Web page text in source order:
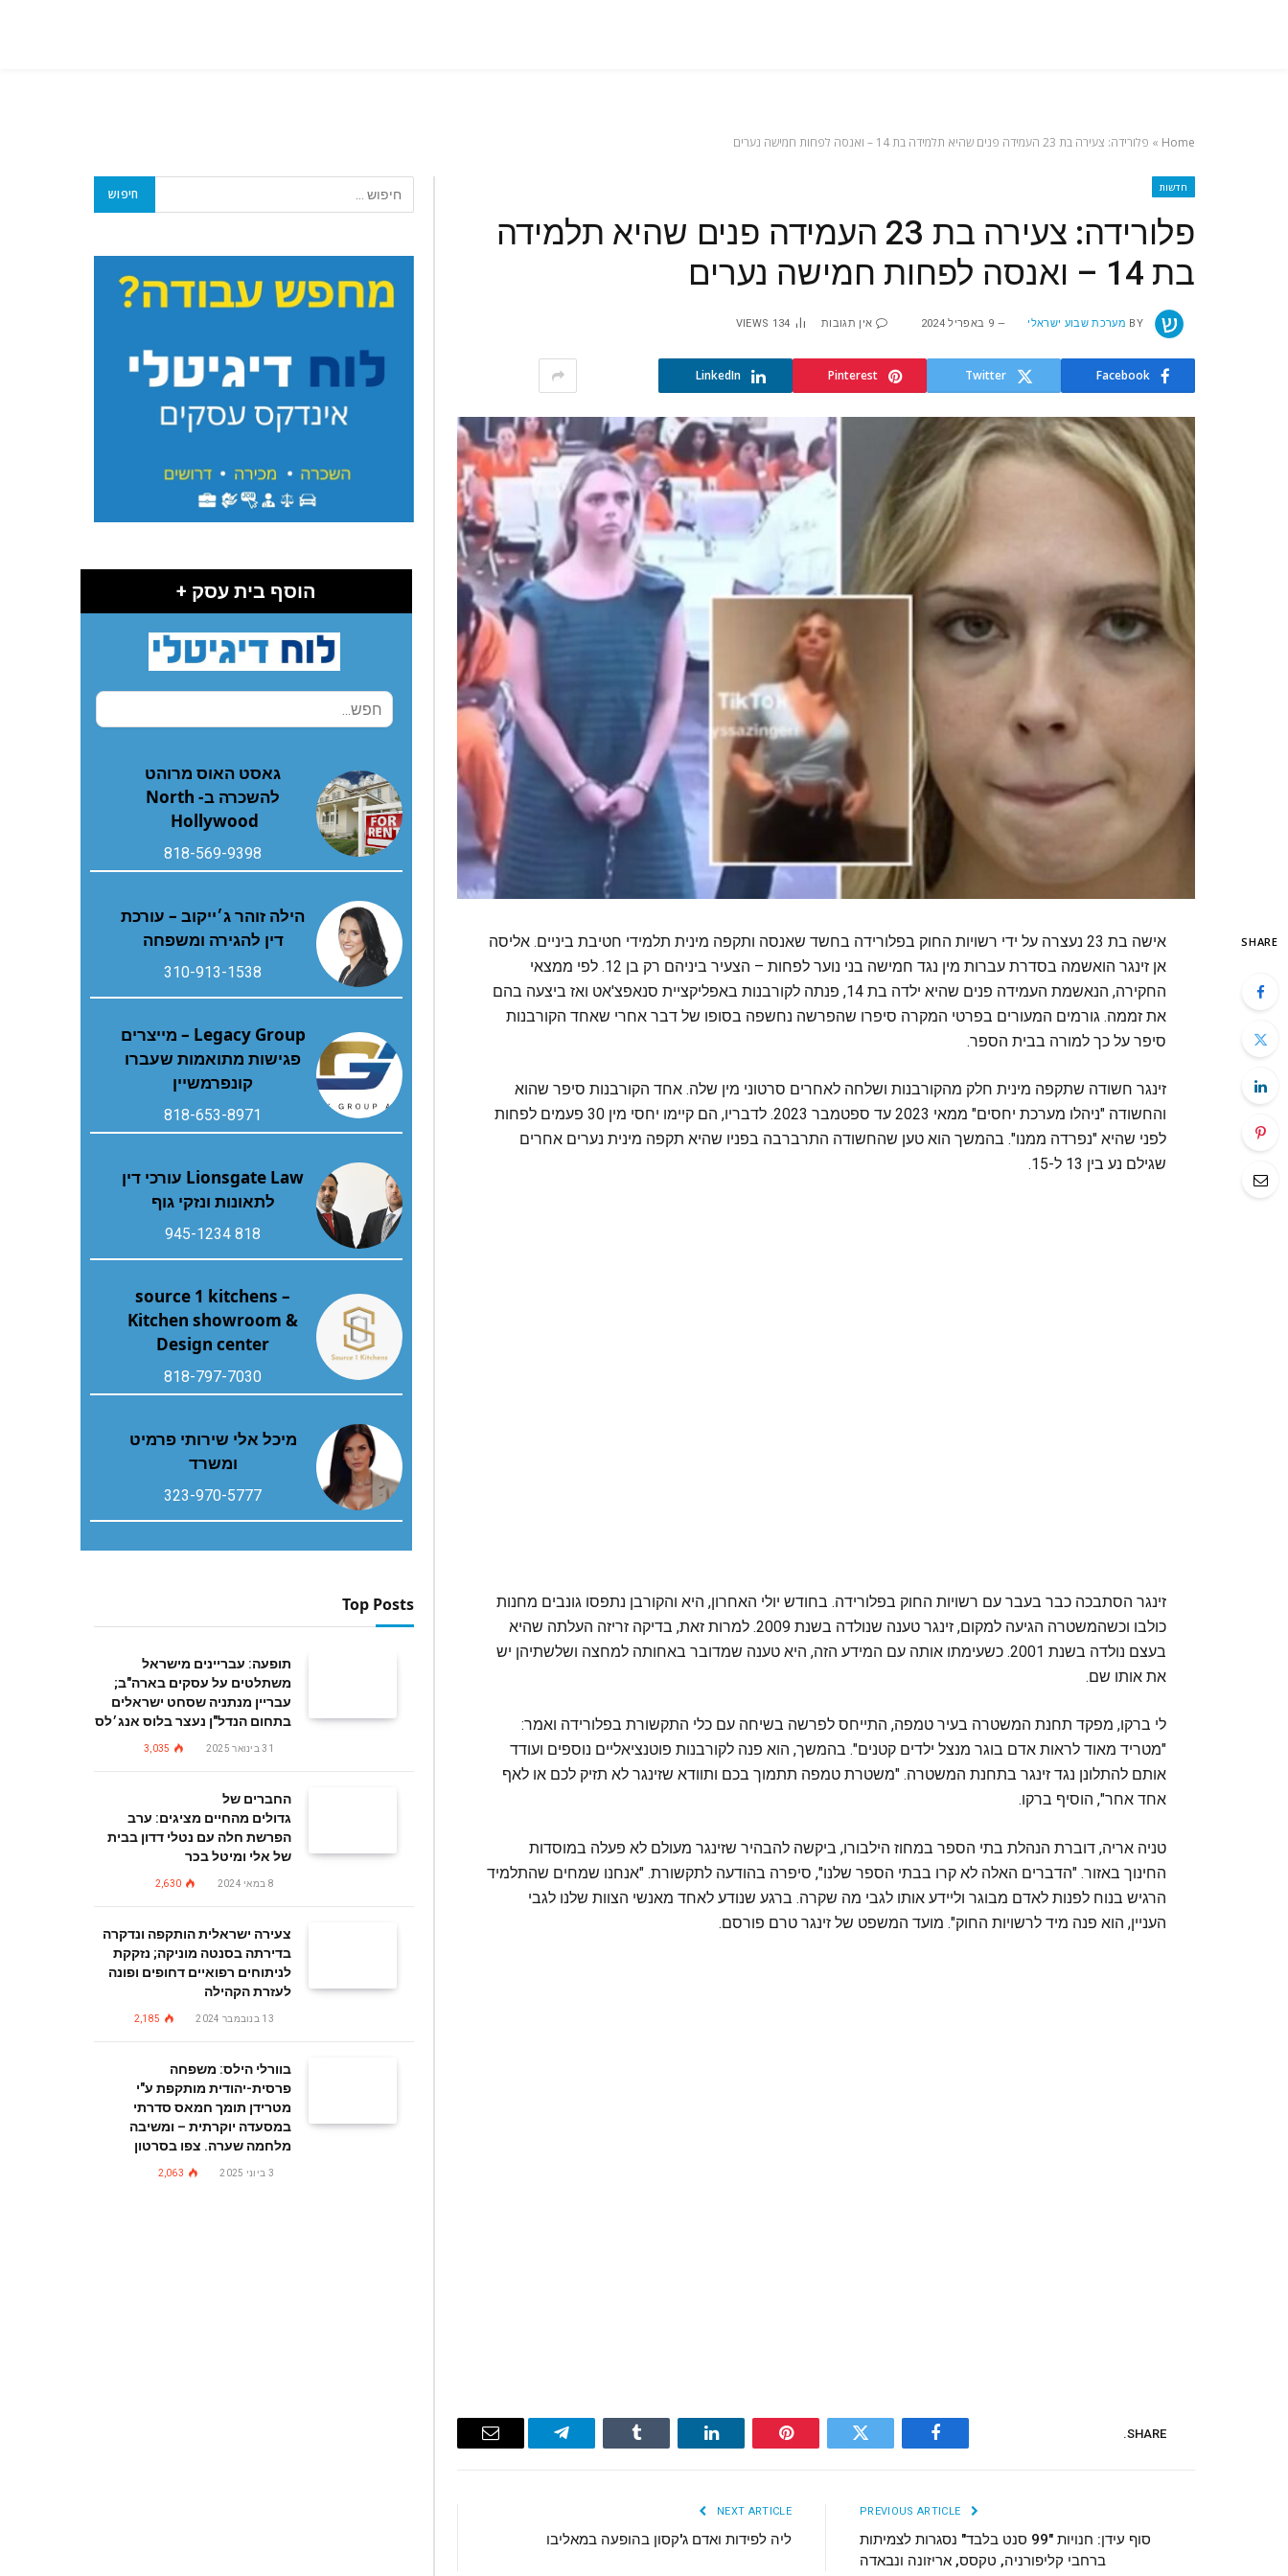
Home
» פלורידה: צעירה בת 23 העמידה פנים שהיא תלמידה בת 14 – ואנסה לפחות חמישה נערים
חדשות
פלורידה: צעירה בת 23 העמידה פנים שהיא תלמידה
בת 14 – ואנסה לפחות חמישה נערים
BY מערכת שבוע ישראלי 9 באפריל 2024 אין תגובות 134
VIEWS
Facebook
Twitter
Pinterest
LinkedIn
SHARE
אישה בת 23 נעצרה על ידי רשויות החוק בפלורידה בחשד שאנסה ותקפה מינית תלמידי חטיבת ביניים. אליסה
אן זינגר הואשמה בסדרת עברות מין נגד חמישה בני נוער לפחות – הצעיר ביניהם רק בן 12. לפי ממצאי
החקירה, הנאשמת העמידה פנים שהיא ילדה בת 14, פנתה לקורבנות באפליקציית סנאפצ'אט ואז ביצעה בהם
את זממה. גורמים המעורים בפרטי המקרה סיפרו שהפרשה נחשפה בסופו של דבר אחרי שאחד הקורבנות
סיפר על כך למורה בבית הספר.
זינגר חשודה שתקפה מינית חלק מהקורבנות ושלחה לאחרים סרטוני מין שלה. אחד הקורבנות סיפר שהוא
והחשודה "ניהלו מערכת יחסים" ממאי 2023 עד ספטמבר 2023. לדבריו, הם קיימו יחסי מין 30 פעמים לפחות
לפני שהיא "נפרדה ממנו". בהמשך הוא טען שהחשודה התרברבה בפניו שהיא תקפה מינית נערים אחרים
שגילם נע בין 13 ל-15.
זינגר הסתבכה כבר בעבר עם רשויות החוק בפלורידה. בחודש יולי האחרון, היא והקורבן נתפסו גונבים מחנות
כולבו וכשהמשטרה הגיעה למקום, זינגר טענה שנולדה בשנת 2009. למרות זאת, בדיקה זריזה העלתה שהיא
בעצם נולדה בשנת 2001. כשעימתו אותה עם המידע הזה, היא טענה שמדובר באחותה למחצה ושלשתיהן יש
את אותו שם.
לי ברקו, מפקד תחנת המשטרה בעיר טמפה, התייחס לפרשה בשיחה עם כלי התקשורת בפלורידה ואמר:
"מטריד מאוד לראות אדם בוגר מנצל ילדים קטנים". בהמשך, הוא פנה לקורבנות פוטנציאליים נוספים ועודד
אותם להתלונן נגד זינגר בתחנת המשטרה. "משטרת טמפה תתמוך בכם ותוודא שזינגר לא תזיק לכם או לאף
אחד אחר", הוסיף ברקו.
טניה אריה, דוברת הנהלת בתי הספר במחוז הילבורו, ביקשה להבהיר שזינגר מעולם לא פעלה במוסדות
החינוך באזור. "הדברים האלה לא קרו בבתי הספר שלנו", סיפרה בהודעה לתקשורת. "אנחנו שמחים שהתלמיד
הרגיש בנוח לפנות לאדם מבוגר וליידע אותו לגבי מה שקרה. ברגע שנודע לאחד מאנשי הצוות שלנו לגבי
העניין, הוא פנה מיד לרשויות החוק". מועד המשפט של זינגר טרם פורסם.
SHARE.
Facebook
Twitter
Pinterest
LinkedIn
Tumblr
Telegram
Email
סוף עידן: חנויות "99 סנט בלבד" נסגרות לצמיתות
ברחבי קליפורניה, טקסס, אריזונה ונבאדה
NEXT ARTICLE
ליה‭ ‬לפידות‭ ‬ואדם‭ ‬ג‭'‬קסון‭ ‬בהופעה‭ ‬במאליבו
הוסף בית עסק +
גאסט האוס מרוהט
להשכרה ב- North
Hollywood
818-569-9398
הילה זוהר ג׳ייקוב – עורכת
דין להגירה ומשפחה
310-913-1538
Legacy Group – מייצרים
פגישות מתואמות שעברו
קונפרמשיין
818-653-8971
Lionsgate Law עורכי דין
לתאונות ונזקי גוף
818 945-1234
source 1 kitchens –
Kitchen showroom &
Design center
818-797-7030
מיכל אלי שירותי פרמיט
ומשרד
323-970-5777
Top Posts
תופעה: עבריינים מישראל
משתלטים על עסקים בארה"ב;
עבריין מנתניה שסחט ישראלים
בתחום הנדל"ן נעצר בלוס אנג׳לס
31 בינואר 2025 3,035
החברים של
גדולים מהחיים מציגים: ערב
הפרשת חלה עם נטלי דדון בבית
של אלי ומיטל בכר
8 במאי 2024 2,630
צעירה ישראלית הותקפה ונדקרה
בדירתה בסנטה מוניקה; נזקקת
לניתוחים רפואיים דחופים ופונה
לעזרת הקהילה
13 בנובמבר 2024 2,185
בוורלי הילס: משפחה
פרסית-יהודית מותקפת ע"י
מטרידן תומך חמאס סדרתי
במסעדה יוקרתית – ומשיבה
מלחמה שערה. צפו בסרטון
3 ביוני 2025 2,063